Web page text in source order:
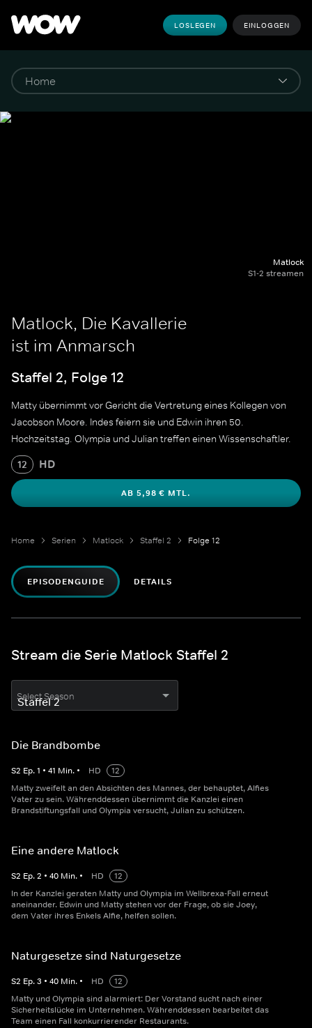
LOSLEGEN EINLOGGEN
Matlock
S1-2 streamen
Matlock, Die Kavallerie
ist im Anmarsch
Staffel 2, Folge 12
Matty übernimmt vor Gericht die Vertretung eines Kollegen von
Jacobson Moore. Indes feiern sie und Edwin ihren 50.
Hochzeitstag. Olympia und Julian treffen einen Wissenschaftler.
12 HD
AB 5,98 € MTL.
Home Serien Matlock Staffel 2 Folge 12
EPISODENGUIDE DETAILS
Stream die Serie Matlock Staffel 2
Select Season
Die Brandbombe
S2 Ep.1 • 41 Min. • HD
12
Matty zweifelt an den Absichten des Mannes, der behauptet, Alfies
Vater zu sein. Währenddessen übernimmt die Kanzlei einen
Brandstiftungsfall und Olympia versucht, Julian zu schützen.
Eine andere Matlock
S2 Ep.2 • 40 Min. • HD
12
In der Kanzlei geraten Matty und Olympia im Wellbrexa-Fall erneut
aneinander. Edwin und Matty stehen vor der Frage, ob sie Joey,
dem Vater ihres Enkels Alfie, helfen sollen.
Naturgesetze sind Naturgesetze
S2 Ep.3 • 40 Min. • HD
12
Matty und Olympia sind alarmiert: Der Vorstand sucht nach einer
Sicherheitslücke im Unternehmen. Währenddessen bearbeitet das
Team einen Fall konkurrierender Restaurants.